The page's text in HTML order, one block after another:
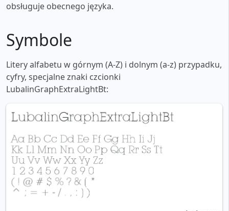
obsługuje obecnego języka.
Symbole
Litery alfabetu w górnym (A-Z) i dolnym (a-z) przypadku,
cyfry, specjalne znaki czcionki
LubalinGraphExtraLightBt: